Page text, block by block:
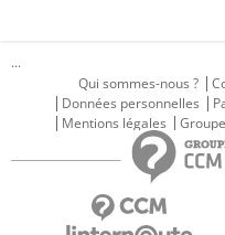
...
Qui sommes-nous ?
Données personnelles
Mentions légales